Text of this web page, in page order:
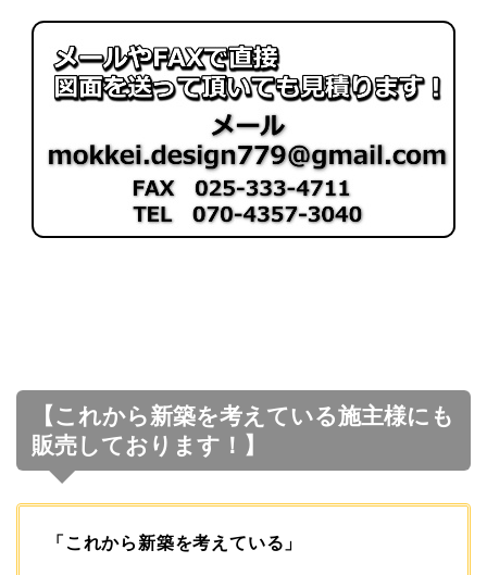
【これから新築を考えている施主様にも
販売しております！】
「これから新築を考えている」